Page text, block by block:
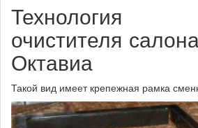
Технология
очистителя
Октавиа
Такой вид имеет крепежная рамка